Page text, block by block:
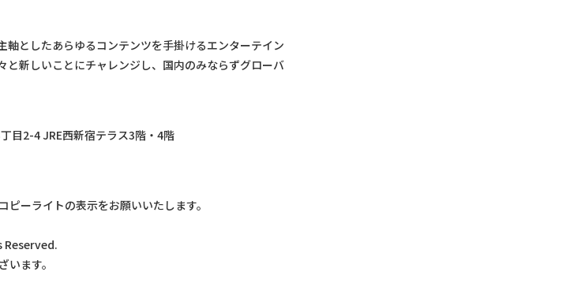
軸としたあらゆるコンテンツを手掛けるエンターテイン
と新しいことにチャレンジし、国内のみならずグローバ
目2-4 JRE西新宿テラス3階・4階
ーライトの表示をお願いいたします。
Reserved.
ます。